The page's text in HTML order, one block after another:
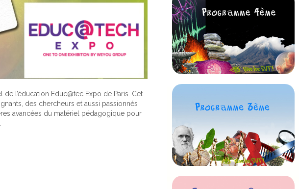
l’éducation Educ@tec Expo de Paris. Cet
des chercheurs et aussi passionnés
avancées du matériel pédagogique pour